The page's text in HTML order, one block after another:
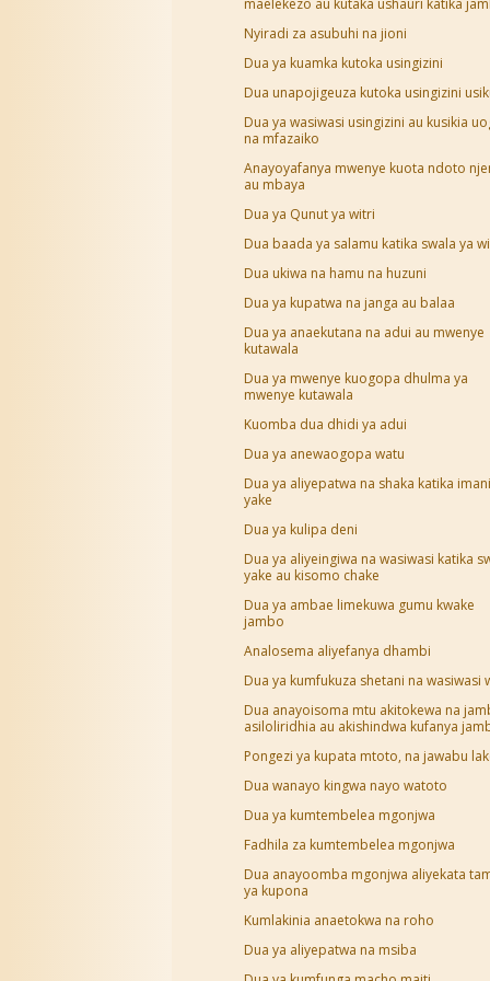
maelekezo au kutaka ushauri katika
Nyiradi za asubuhi na jioni
Dua ya kuamka kutoka usingizini
Dua unapojigeuza kutoka usingizini
Dua ya wasiwasi usingizini au kusikia
na mfazaiko
Anayoyafanya mwenye kuota ndoto
au mbaya
Dua ya Qunut ya witri
Dua baada ya salamu katika swala ya
Dua ukiwa na hamu na huzuni
Dua ya kupatwa na janga au balaa
Dua ya anaekutana na adui au mwenye
kutawala
Dua ya mwenye kuogopa dhulma ya
mwenye kutawala
Kuomba dua dhidi ya adui
Dua ya anewaogopa watu
Dua ya aliyepatwa na shaka katika imani
yake
Dua ya kulipa deni
Dua ya aliyeingiwa na wasiwasi katika
yake au kisomo chake
Dua ya ambae limekuwa gumu kwake
jambo
Analosema aliyefanya dhambi
Dua ya kumfukuza shetani na wasiwasi
Dua anayoisoma mtu akitokewa na
asiloliridhia au akishindwa kufanya
Pongezi ya kupata mtoto, na jawabu
Dua wanayo kingwa nayo watoto
Dua ya kumtembelea mgonjwa
Fadhila za kumtembelea mgonjwa
Dua anayoomba mgonjwa aliyekata
ya kupona
Kumlakinia anaetokwa na roho
Dua ya aliyepatwa na msiba